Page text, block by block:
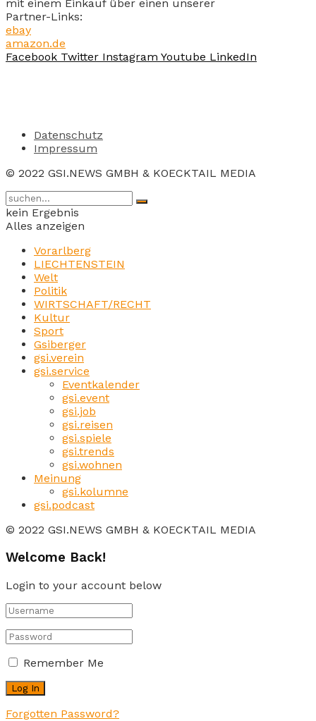
mit einem Einkauf über einen unserer
Partner-Links:
ebay
amazon.de
Facebook Twitter Instagram Youtube LinkedIn
Datenschutz
Impressum
© 2022 GSI.NEWS GMBH & KOECKTAIL MEDIA
kein Ergebnis
Alles anzeigen
Vorarlberg
LIECHTENSTEIN
Welt
Politik
WIRTSCHAFT/RECHT
Kultur
Sport
Gsiberger
gsi.verein
gsi.service
Eventkalender
gsi.event
gsi.job
gsi.reisen
gsi.spiele
gsi.trends
gsi.wohnen
Meinung
gsi.kolumne
gsi.podcast
© 2022 GSI.NEWS GMBH & KOECKTAIL MEDIA
Welcome Back!
Login to your account below
Remember Me
Forgotten Password?